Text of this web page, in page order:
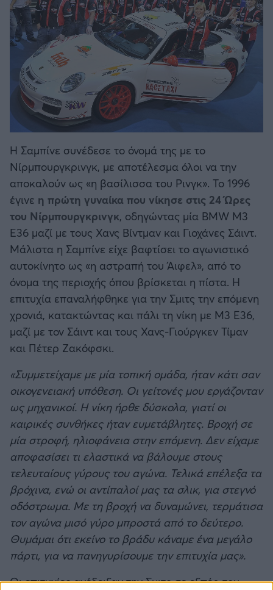
Η Σαμπίνε συνέδεσε το όνομά της με το
Νίρμπουργκρινγκ, με αποτέλεσμα όλοι να την
αποκαλούν ως «η βασίλισσα του Ρινγκ». Το 1996
έγινε η πρώτη γυναίκα που νίκησε στις 24 Ώρες
του Νίρμπουργκρινγκ, οδηγώντας μία BMW M3
E36 μαζί με τους Χανς Βίντμαν και Γιοχάνες Σάιντ.
Μάλιστα η Σαμπίνε είχε βαφτίσει το αγωνιστικό
αυτοκίνητο ως «η αστραπή του Άιφελ», από το
όνομα της περιοχής όπου βρίσκεται η πίστα. Η
επιτυχία επαναλήφθηκε για την Σμιτς την επόμενη
χρονιά, κατακτώντας και πάλι τη νίκη με Μ3 Ε36,
μαζί με τον Σάιντ και τους Χανς-Γιούργκεν Τίμαν
και Πέτερ Ζακόφσκι.
«Συμμετείχαμε με μία τοπική ομάδα, ήταν κάτι σαν
οικογενειακή υπόθεση. Οι γείτονές μου εργάζονταν
ως μηχανικοί. Η νίκη ήρθε δύσκολα, γιατί οι
καιρικές συνθήκες ήταν ευμετάβλητες. Βροχή σε
μία στροφή, ηλιοφάνεια στην επόμενη. Δεν είχαμε
αποφασίσει τι ελαστικά να βάλουμε στους
τελευταίους γύρους του αγώνα. Τελικά επέλεξα τα
βρόχινα, ενώ οι αντίπαλοί μας τα σλικ, για στεγνό
οδόστρωμα. Με τη βροχή να δυναμώνει, τερμάτισα
τον αγώνα μισό γύρο μπροστά από το δεύτερο.
Θυμάμαι ότι εκείνο το βράδυ κάναμε ένα μεγάλο
πάρτι, για να πανηγυρίσουμε την επιτυχία μας».
Οι επιτυχίες ανέδειξαν την Σμιτς σε εξπέρ του